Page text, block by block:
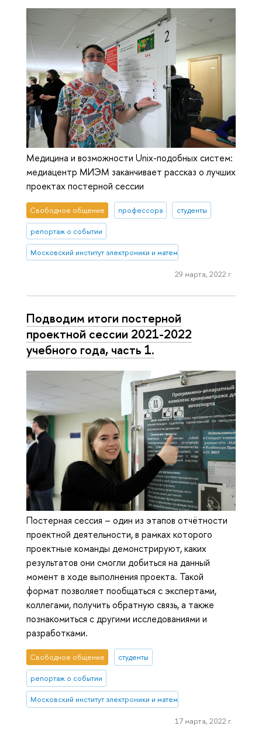
Медицина и возможности Unix-подобных систем:
медиацентр МИЭМ заканчивает рассказ о лучших
проектах постерной сессии
Свободное общение профессора студенты
репортаж о событии
Московский институт электроники и математики им. А.Н. Тихонова
29 марта, 2022 г.
Подводим итоги постерной
проектной сессии 2021-2022
учебного года, часть 1.
Постерная сессия – один из этапов отчётности
проектной деятельности, в рамках которого
проектные команды демонстрируют, каких
результатов они смогли добиться на данный
момент в ходе выполнения проекта. Такой
формат позволяет пообщаться с экспертами,
коллегами, получить обратную связь, а также
познакомиться с другими исследованиями и
разработками.
Свободное общение студенты
репортаж о событии
Московский институт электроники и математики им. А.Н. Тихонова
17 марта, 2022 г.